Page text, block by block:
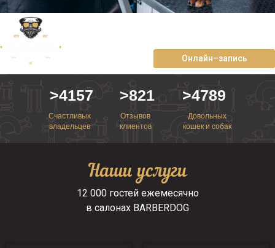
Онлайн–запись
Счастливых
владельцев
Отзывов
клиентов
>4157
Довольных
кошек и собак
>821 >4789
Наши услуги
12 000 гостей ежемесячно
в салонах BARBERDOG